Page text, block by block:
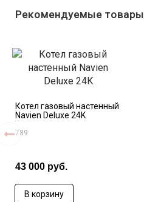
Рекомендуемые товары
Котел газовый настенный
Navien Deluxe 24K
789
43 000 руб.
В корзину